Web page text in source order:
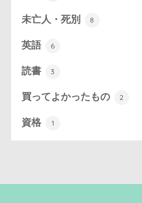
未亡人・死別 8
英語 6
読書 3
買ってよかったもの 2
資格 1